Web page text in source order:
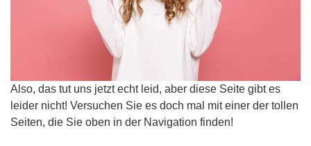
Also, das tut uns jetzt echt leid, aber diese Seite gibt es
leider nicht! Versuchen Sie es doch mal mit einer der tollen
Seiten, die Sie oben in der Navigation finden!